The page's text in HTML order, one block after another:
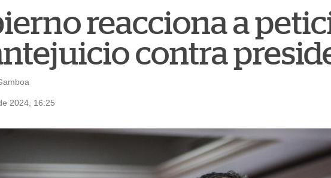
reacciona a
contra
2024, 16:25